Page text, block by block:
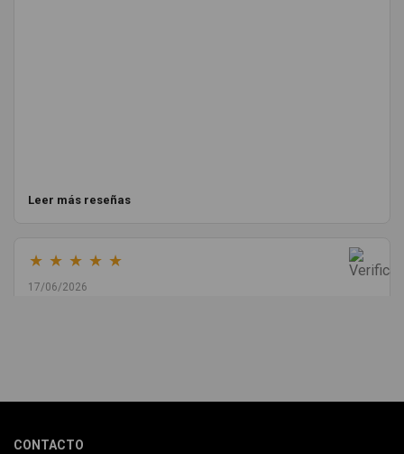
Leer más reseñas
★ ★ ★ ★ ★
17/06/2026
la pieza llegó correcta y bien embalada, además de llegarme 2
CONTACTO